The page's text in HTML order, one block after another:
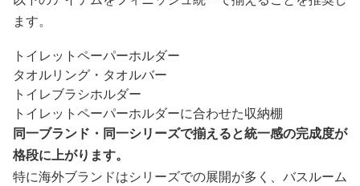
ます。
トイレットペーパーホルダー
タオルリング・タオルバー
トイレブラシホルダー
トイレットペーパーホルダーに合わせた収納棚
同一ブランド・同一シリーズで揃えると統一感の完成度が
格段に上がります。
特に海外ブランドはシリーズでの展開が多く、バスルーム